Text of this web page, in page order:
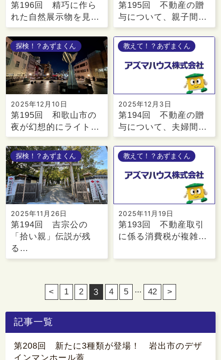
第196回 精巧に作ら
れた自然展示物を見…
第195回 不動産の贈
与について、親子間…
探検！？あずまくん
2025年12月10日
第195回 和歌山市の
夜が幻想的にライト…
教えて！？あずまくん
2025年12月3日
第194回 不動産の贈
与について、夫婦間…
探検！？あずまくん
2025年11月26日
第194回 吉宗公の
「拾い親」伝説が残
る…
教えて！？あずまくん
2025年11月19日
第193回 不動産取引
に係る消費税が複雑…
< 1 2 3 4 5 … 42 >
記事一覧
第208回 新たに3種類が登場！ 岩出市のデザ
インマンホール蓋